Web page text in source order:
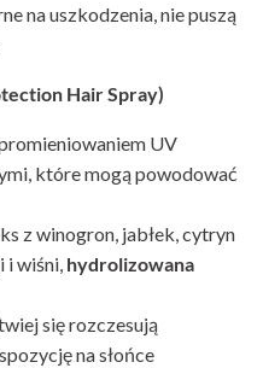
na uszkodzenia, nie puszą
Hair Spray)
UV
które mogą powodować
z winogron, jabłek, cytryn
i wiśni, hydrolizowana
się rozczesują
na słońce